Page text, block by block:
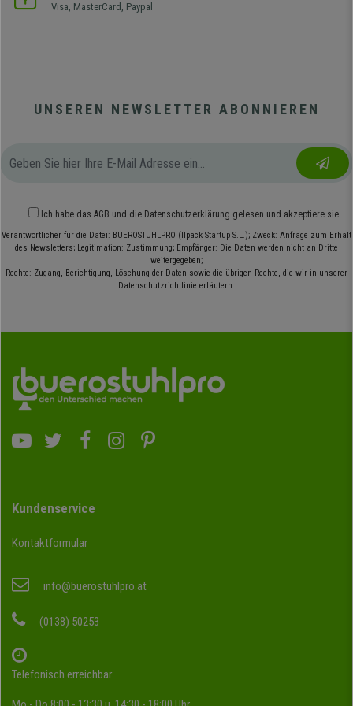
Visa, MasterCard, Paypal
UNSEREN NEWSLETTER ABONNIEREN
Ich habe das AGB und die Datenschutzerklärung gelesen und akzeptiere sie.
Verantwortlicher für die Datei: BUEROSTUHLPRO (Ilpack Startup S.L.); Zweck: Anfrage zum Erhalt
des Newsletters; Legitimation: Zustimmung; Empfänger: Die Daten werden nicht an Dritte
weitergegeben;
Rechte: Zugang, Berichtigung, Löschung der Daten sowie die übrigen Rechte, die wir in unserer
Datenschutzrichtlinie erläutern.
Kundenservice
Kontaktformular
info@buerostuhlpro.at
(0138) 50253
Telefonisch erreichbar: